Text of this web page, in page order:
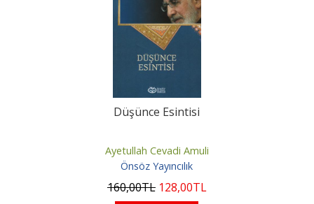
Düşünce Esintisi
Ayetullah Cevadi Amuli
Önsöz Yayıncılık
160,00TL 128,00TL